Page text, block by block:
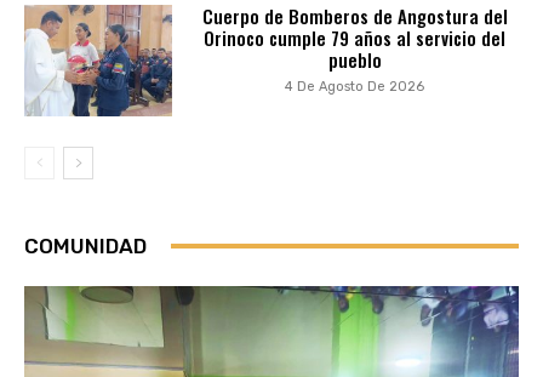
Cuerpo de Bomberos de Angostura del
Orinoco cumple 79 años al servicio del
pueblo
4 De Agosto De 2026
COMUNIDAD